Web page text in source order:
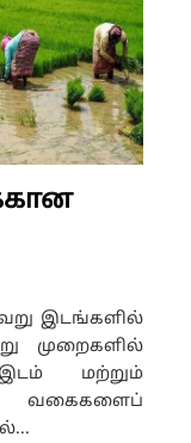
இடங்களில்
முறைகளில்
மற்றும்
வகைகளைப்